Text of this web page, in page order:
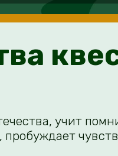
учит